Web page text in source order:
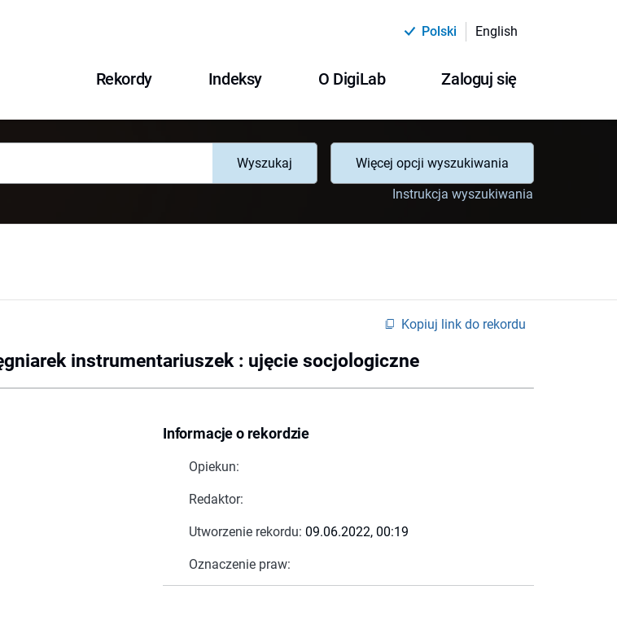
Polski English
Rekordy Indeksy O DigiLab Zaloguj się
Wyszukaj
Więcej opcji wyszukiwania
Instrukcja wyszukiwania
Kopiuj link do rekordu
instrumentariuszek : ujęcie socjologiczne
Informacje o rekordzie
Opiekun:
Redaktor:
Utworzenie rekordu: 09.06.2022, 00:19
Oznaczenie praw: